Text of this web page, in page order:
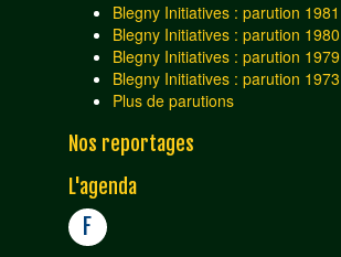
Blegny Initiatives : parution 1981
Blegny Initiatives : parution 1980
Blegny Initiatives : parution 1979
Blegny Initiatives : parution 1973
Plus de parutions
Nos reportages
L'agenda
F